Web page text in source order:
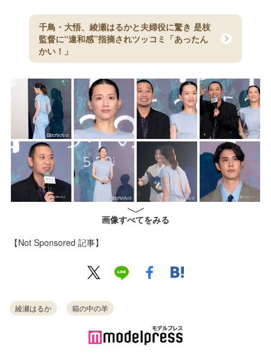
千鳥・大悟、綾瀬はるかと夫婦役に驚き 是枝
監督に“違和感”指摘されツッコミ「あったん
かい！」
画像すべてをみる
【Not Sponsored 記事】
綾瀬はるか 箱の中の羊